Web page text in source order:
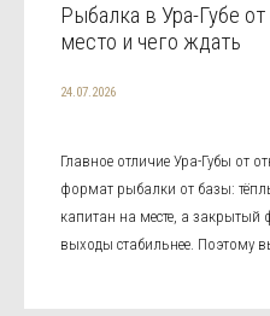
Рыбалка в Ура-Губе
место и чего ждать
24.07.2026
Главное отличие Ура-Губы от
формат рыбалки от базы:
капитан на месте, а закрытый
выходы стабильнее. Поэтому